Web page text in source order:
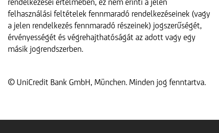
rendelkezései értelmében, ez nem érinti a jelen
felhasználási feltételek fennmaradó rendelkezéseinek (vagy
a jelen rendelkezés fennmaradó részeinek) jogszerűségét,
érvényességét és végrehajthatóságát az adott vagy egy
másik jogrendszerben.
© UniCredit Bank GmbH, München. Minden jog fenntartva.